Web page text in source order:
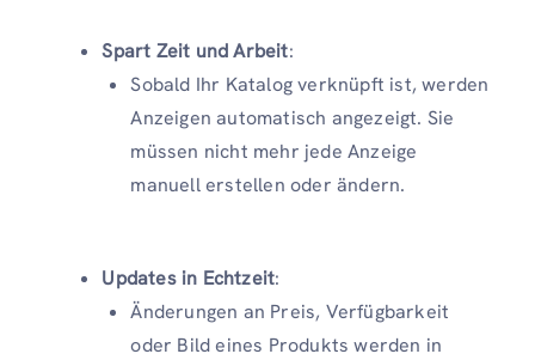
Spart Zeit und Arbeit:
Sobald Ihr Katalog verknüpft ist, werden
Anzeigen automatisch angezeigt. Sie
müssen nicht mehr jede Anzeige
manuell erstellen oder ändern.
Updates in Echtzeit:
Änderungen an Preis, Verfügbarkeit
oder Bild eines Produkts werden in